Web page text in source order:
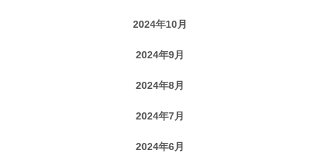
2024年10月
2024年9月
2024年8月
2024年7月
2024年6月